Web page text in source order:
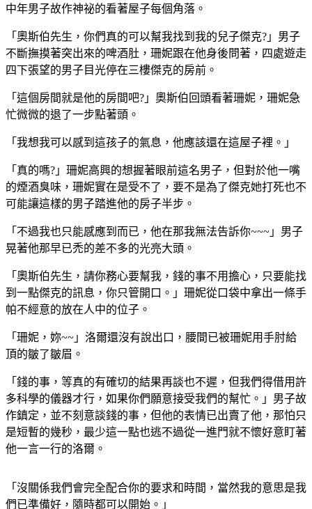
中年男子故作神祕的看著屋子每個角落。
「奧斯伯先生，你們真的可以幫我找到我的兒子傑克?」男子
不斷撫摸著突出來的啤酒肚，珊妮跟在他身後問著，四處遊走
四下張望的男子目光停在三樓傑克的房前。
「這個房間就是他的房間吧?」奧斯伯回頭看著珊妮，珊妮急
忙微微的退了一步點著頭。
「我想我可以感到這孩子的氣息，他應該還在這屋子裡。」
「真的嗎?」珊妮高興的想握著眼前這名男子，但對於他一嘴
的煙酒臭味，珊妮實在是受不了，要不是為了傑克她打死也不
可能讓這樣的男子踏進他的房子半步。
「不過我也只能感應到而已，他在那我無法告訴你~~~」男子
晃著他那早已禿的差不多的光亮大頭。
「奧斯伯先生，請你務心要幫我，錢的事不用擔心，只要能找
到一點傑克的訊息，你只管開口。」珊妮從口袋中拿出一條手
帕不經意的放在人中的位子。
「珊妮，妳~~」洛爾還沒有說出口，腰間已被珊妮用手肘給
頂的皺了皺眉。
「錢的事，等真的有確切的結果再談也不遲，但我們得借用許
多科學的儀器才行，如果你們願意接受我們的幫忙。」男子故
作鎮定，並不刻意談錢的事，但他的表情已出賣了他，那怕只
是短暫的幾秒，最少這一點也逃不過從一進門就不懷好意盯著
他一言一行的洛爾。
「沒關係我們會完全配合你的要求和時間，當然我的意思是我
們已準備好，隨時都可以開始。」